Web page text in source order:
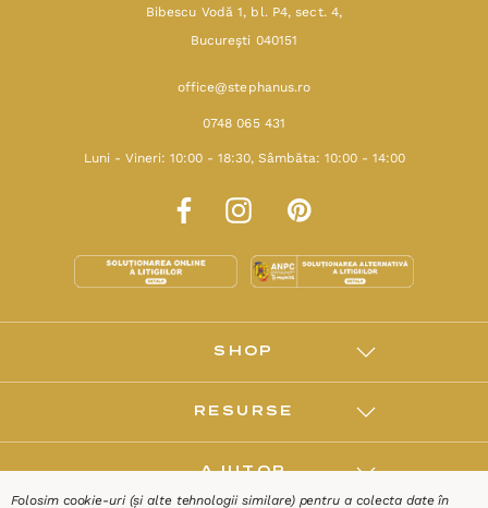
Bibescu Vodă 1, bl. P4, sect. 4,
Bucureşti 040151
office@stephanus.ro
0748 065 431
Luni - Vineri: 10:00 - 18:30, Sâmbăta: 10:00 - 14:00
SHOP
RESURSE
AJUTOR
Folosim cookie-uri (și alte tehnologii similare) pentru a colecta date în